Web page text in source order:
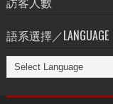
語系選擇／LANGUAGE